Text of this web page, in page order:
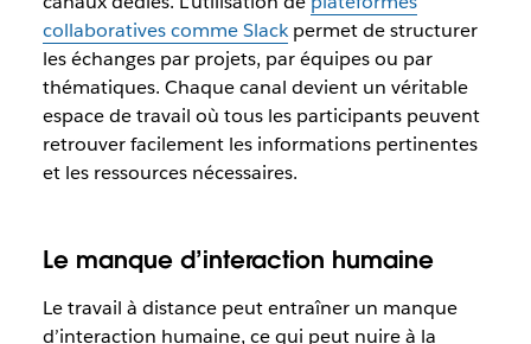
collaboratives comme Slackpermet de structurer
les échanges par projets, par équipes ou par
thématiques. Chaque canal devient un véritable
espace de travail où tous les participants peuvent
retrouver facilement les informations pertinentes
et les ressources nécessaires.
Le manque d’interaction humaine
Le travail à distance peut entraîner un manque
d’interaction humaine, ce qui peut nuire à la